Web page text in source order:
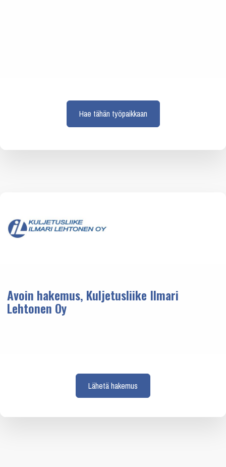
Hae tähän työpaikkaan
Avoin hakemus, Kuljetusliike Ilmari
Lehtonen Oy